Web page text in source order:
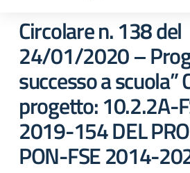
Circolare n. 138 del
24/01/2020 –
successo a scuola”
progetto: 10.2.2A-
2019-154 DEL
PON-FSE 2014-